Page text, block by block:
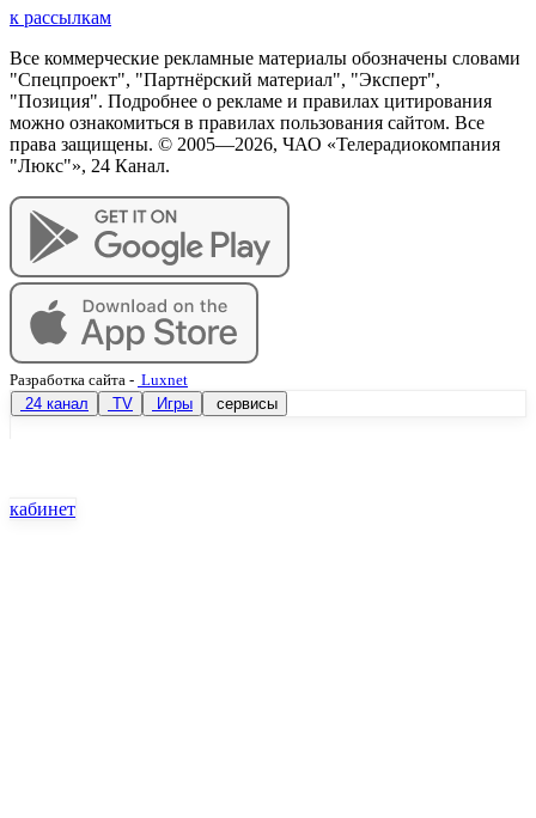
к рассылкам
Все коммерческие рекламные материалы обозначены словами
"Спецпроект", "Партнёрский материал", "Эксперт",
"Позиция". Подробнее о рекламе и правилах цитирования
можно ознакомиться в правилах пользования сайтом. Все
права защищены. © 2005—2026, ЧАО «Телерадиокомпания
"Люкс"», 24 Канал.
Разработка сайта - Luxnet
24 канал
TV Игры сервисы
кабинет